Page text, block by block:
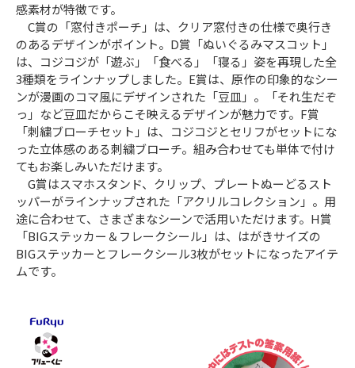
感素材が特徴です。
C賞の「窓付きポーチ」は、クリア窓付きの仕様で奥行き
のあるデザインがポイント。D賞「ぬいぐるみマスコット」
は、コジコジが「遊ぶ」「食べる」「寝る」姿を再現した全
3種類をラインナップしました。E賞は、原作の印象的なシー
ンが漫画のコマ風にデザインされた「豆皿」。「それ生だぞ
っ」など豆皿だからこそ映えるデザインが魅力です。F賞
「刺繍ブローチセット」は、コジコジとセリフがセットにな
った立体感のある刺繍ブローチ。組み合わせても単体で付け
てもお楽しみいただけます。
G賞はスマホスタンド、クリップ、プレートぬーどるスト
ッパーがラインナップされた「アクリルコレクション」。用
途に合わせて、さまざまなシーンで活用いただけます。H賞
「BIGステッカー＆フレークシール」は、はがきサイズの
BIGステッカーとフレークシール3枚がセットになったアイテ
ムです。